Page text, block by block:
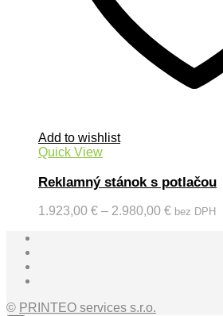
Add to wishlist
Quick View
Reklamný stánok s potlačou
1.923,00 € – 2.980,00 € bez DPH
© PRINTEO services s.r.o.